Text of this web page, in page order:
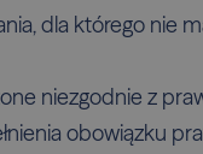
dla którego nie
niezgodnie z
obowiązku